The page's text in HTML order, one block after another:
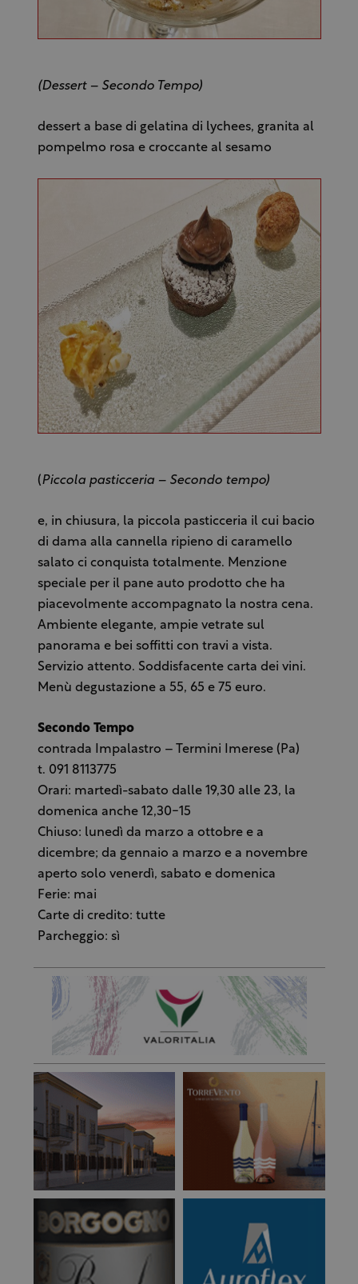
(Dessert – Secondo Tempo)
dessert a base di gelatina di lychees, granita al
pompelmo rosa e croccante al sesamo
(Piccola pasticceria – Secondo tempo)
e, in chiusura, la piccola pasticceria il cui bacio
di dama alla cannella ripieno di caramello
salato ci conquista totalmente. Menzione
speciale per il pane auto prodotto che ha
piacevolmente accompagnato la nostra cena.
Ambiente elegante, ampie vetrate sul
panorama e bei soffitti con travi a vista.
Servizio attento. Soddisfacente carta dei vini.
Menù degustazione a 55, 65 e 75 euro.
Secondo Tempo
contrada Impalastro – Termini Imerese (Pa)
t. 091 8113775
Orari: martedì-sabato dalle 19,30 alle 23, la
domenica anche 12,30-15
Chiuso: lunedì da marzo a ottobre e a
dicembre; da gennaio a marzo e a novembre
aperto solo venerdì, sabato e domenica
Ferie: mai
Carte di credito: tutte
Parcheggio: sì